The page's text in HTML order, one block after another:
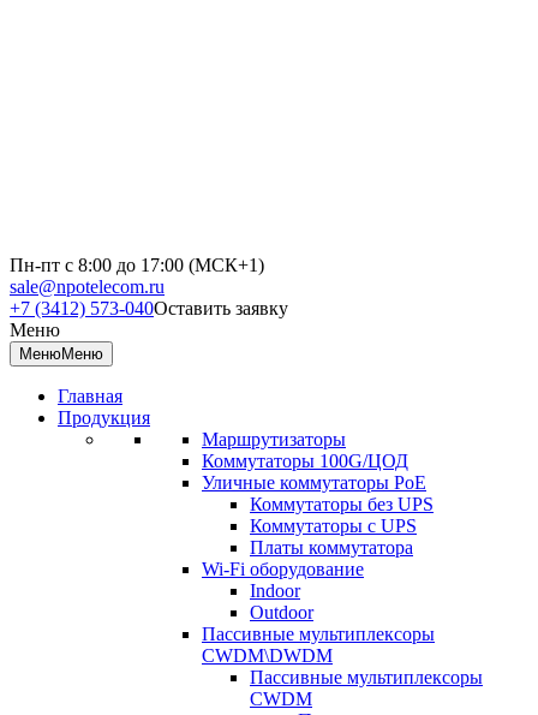
Пн-пт с 8:00 до 17:00 (МСК+1)
sale@npotelecom.ru
+7 (3412) 573-040Оставить заявку
Меню
МенюМеню
Главная
Продукция
Маршрутизаторы
Коммутаторы 100G/ЦОД
Уличные коммутаторы PoE
Коммутаторы без UPS
Коммутаторы с UPS
Платы коммутатора
Wi-Fi оборудование
Indoor
Outdoor
Пассивные мультиплексоры
CWDM\DWDM
Пассивные мультиплексоры
CWDM